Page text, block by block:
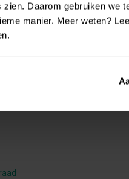
Daarom gebruiken we
manier. Meer weten?